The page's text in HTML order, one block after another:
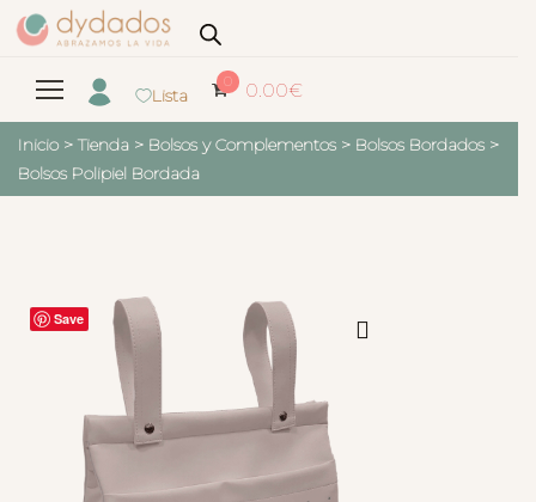
Lista
0 0.00€
Inicio > Tienda > Bolsos y Complementos > Bolsos Bordados >
Bolsos Polipiel Bordada
Save